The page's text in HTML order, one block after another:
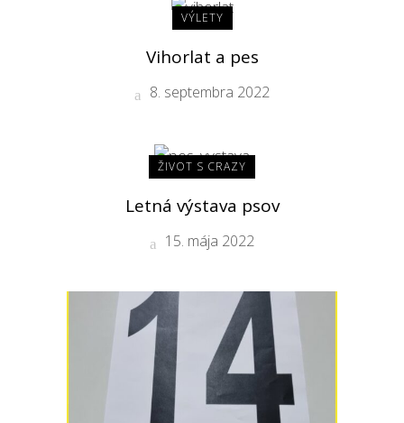
VÝLETY
Vihorlat a pes
8. septembra 2022
ŽIVOT S CRAZY
Letná výstava psov
15. mája 2022